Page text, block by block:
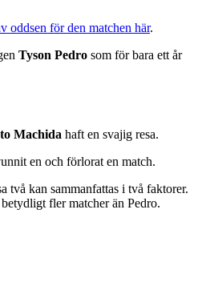
oddsen för den matchen här.
Tyson Pedro som för bara ett år
Machida haft en svajig resa.
en och förlorat en match.
två kan sammanfattas i två faktorer.
fler matcher än Pedro.